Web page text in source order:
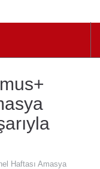
Haftası Amasya